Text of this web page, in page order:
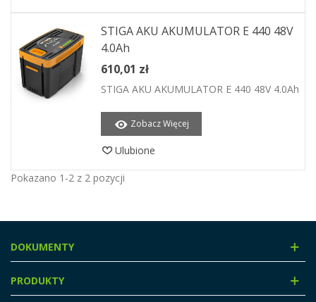
STIGA AKU AKUMULATOR E 440 48V
4.0Ah
610,01 zł
STIGA AKU AKUMULATOR E 440 48V 4.0Ah
Zobacz Więcej
Ulubione
Pokazano 1-2 z 2 pozycji
DOKUMENTY
PRODUKTY